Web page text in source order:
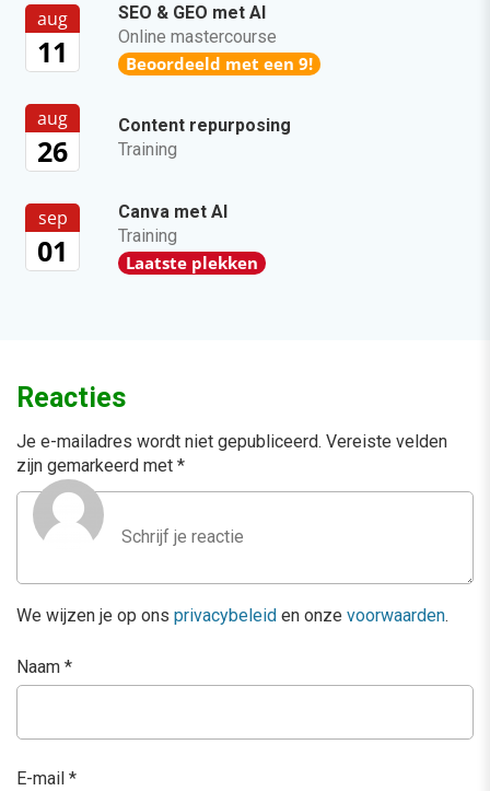
aug
11
SEO & GEO met AI
Online mastercourse
Beoordeeld met een 9!
aug
26
Content repurposing
Training
sep
01
Canva met AI
Training
Laatste plekken
Reacties
Je e-mailadres wordt niet gepubliceerd. Vereiste velden
zijn gemarkeerd met *
We wijzen je op ons privacybeleid en onze voorwaarden.
Naam *
E-mail *